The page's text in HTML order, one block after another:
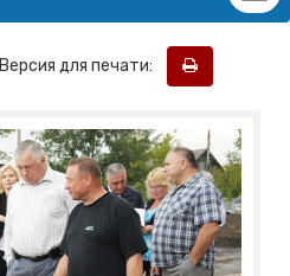
Версия для печати: